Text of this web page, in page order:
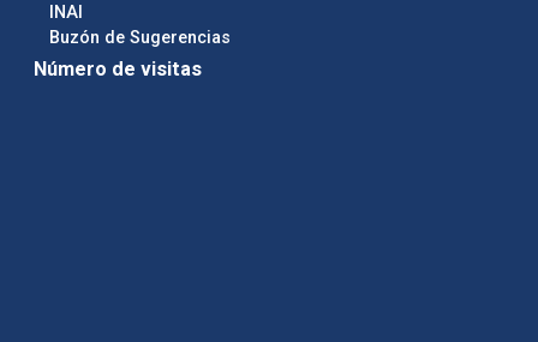
INAI
Buzón de Sugerencias
Número de visitas